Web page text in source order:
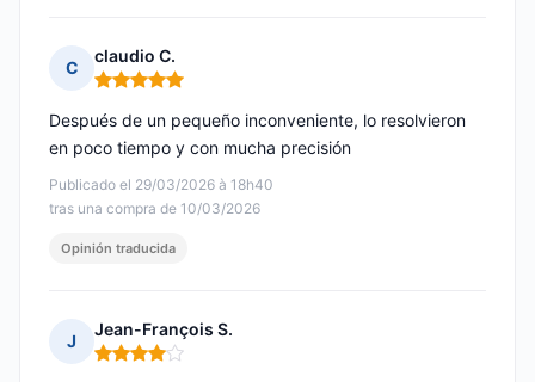
C
claudio C.
Nota: 5 de 5
Publicado el 29/03/2026 à 18h40
tras una compra de 10/03/2026
Después de un pequeño inconveniente, lo resolvieron
en poco tiempo y con mucha precisión
Opinión traducida
J
Jean-François S.
Nota: 4 de 5